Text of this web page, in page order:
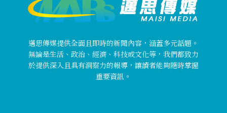
邁思傳媒提供全面且即時的新聞內容，涵蓋多元話題。
無論是生活、政治、經濟、科技或文化等，我們都致力
於提供深入且具有洞察力的報導，讓讀者能夠隨時掌握
重要資訊。